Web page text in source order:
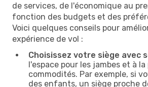
de services, de l'économique au
fonction des budgets et des
Voici quelques conseils pour
expérience de vol :
Choisissez votre siège avec
l'espace pour les jambes et à
commodités. Par exemple, si
des enfants, un siège proche